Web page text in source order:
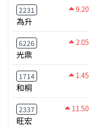
2231 9.20
為升
6226 2.05
光鼎
1714 1.45
和桐
2337 11.50
旺宏